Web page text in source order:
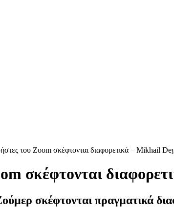
του Zoom σκέφτονται διαφορετικά – Mikhail
σκέφτονται
σκέφτονται πραγματικά